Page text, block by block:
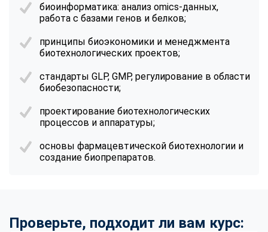
биоинформатика: анализ omics-данных,
работа с базами генов и белков;
принципы биоэкономики и менеджмента
биотехнологических проектов;
стандарты GLP, GMP, регулирование в области
биобезопасности;
проектирование биотехнологических
процессов и аппаратуры;
основы фармацевтической биотехнологии и
создание биопрепаратов.
Проверьте, подходит ли вам курс: